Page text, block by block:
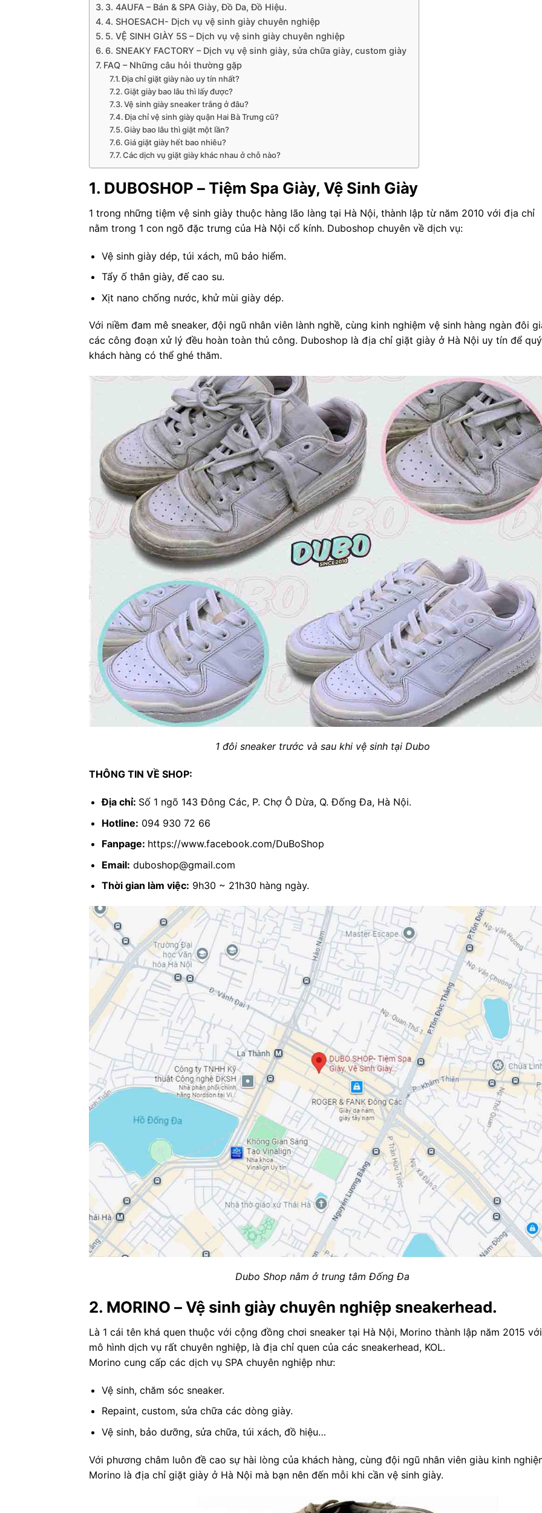
3. 4AUFA – Bán & SPA Giày, Đồ Da, Đồ Hiệu.
4. SHOESACH- Dịch vụ vệ sinh giày chuyên nghiệp
5. VỆ SINH GIÀY 5S – Dịch vụ vệ sinh giày chuyên nghiệp
6. SNEAKY FACTORY – Dịch vụ vệ sinh giày, sửa chữa giày, custom giày
FAQ – Những câu hỏi thường gặp
Địa chỉ giặt giày nào uy tín nhất?
Giặt giày bao lâu thì lấy được?
Vệ sinh giày sneaker trắng ở đâu?
Địa chỉ vệ sinh giày quận Hai Bà Trưng cũ?
Giày bao lâu thì giặt một lần?
Giá giặt giày hết bao nhiêu?
Các dịch vụ giặt giày khác nhau ở chỗ nào?
1. DUBOSHOP – Tiệm Spa Giày, Vệ Sinh Giày
1 trong những tiệm vệ sinh giày thuộc hàng lão làng tại Hà Nội, thành lập từ năm 2010 với địa chỉ
nằm trong 1 con ngõ đặc trưng của Hà Nội cổ kính. Duboshop chuyên về dịch vụ:
Vệ sinh giày dép, túi xách, mũ bảo hiểm.
Tẩy ố thân giày, đế cao su.
Xịt nano chống nước, khử mùi giày dép.
Với niềm đam mê sneaker, đội ngũ nhân viên lành nghề, cùng kinh nghiệm vệ sinh hàng ngàn đôi
các công đoạn xử lý đều hoàn toàn thủ công. Duboshop là địa chỉ giặt giày ở Hà Nội uy tín để quý
khách hàng có thể ghé thăm.
1 đôi sneaker trước và sau khi vệ sinh tại Dubo
THÔNG TIN VỀ SHOP:
Địa chỉ: Số 1 ngõ 143 Đông Các, P. Chợ Ô Dừa, Q. Đống Đa, Hà Nội.
Hotline: 094 930 72 66
Fanpage: https://www.facebook.com/DuBoShop
Email: duboshop@gmail.com
Thời gian làm việc: 9h30 ~ 21h30 hàng ngày.
Dubo Shop nằm ở trung tâm Đống Đa
2. MORINO – Vệ sinh giày chuyên nghiệp sneakerhead.
Là 1 cái tên khá quen thuộc với cộng đồng chơi sneaker tại Hà Nội, Morino thành lập năm 2015 với
mô hình dịch vụ rất chuyên nghiệp, là địa chỉ quen của các sneakerhead, KOL.
Morino cung cấp các dịch vụ SPA chuyên nghiệp như:
Vệ sinh, chăm sóc sneaker.
Repaint, custom, sửa chữa các dòng giày.
Vệ sinh, bảo dưỡng, sửa chữa, túi xách, đồ hiệu…
Với phương châm luôn đề cao sự hài lòng của khách hàng, cùng đội ngũ nhân viên giàu kinh
Morino là địa chỉ giặt giày ở Hà Nội mà bạn nên đến mỗi khi cần vệ sinh giày.